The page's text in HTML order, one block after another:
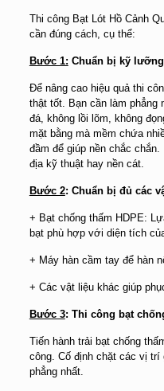
Thi công Bạt Lót Hồ Cảnh
cần đúng cách, cụ thể:
Bước 1: Chuẩn bị kỹ
Để nâng cao hiệu quả thi
thật tốt. Bạn cần làm phẳng
đá, không lồi lõm, không
mặt bằng mà mềm chứa
đầm để giúp nền chắc
địa kỹ thuật hay nền cát.
Bước 2: Chuẩn bị đủ các
+ Bạt chống thấm HDPE:
bạt phù hợp với diện tích
+ Máy hàn cầm tay để hàn
+ Các vật liệu khác giúp
Bước 3: Thi công bạt
Tiến hành trải bạt chống
công. Cố định chặt các vị
phẳng nhất.